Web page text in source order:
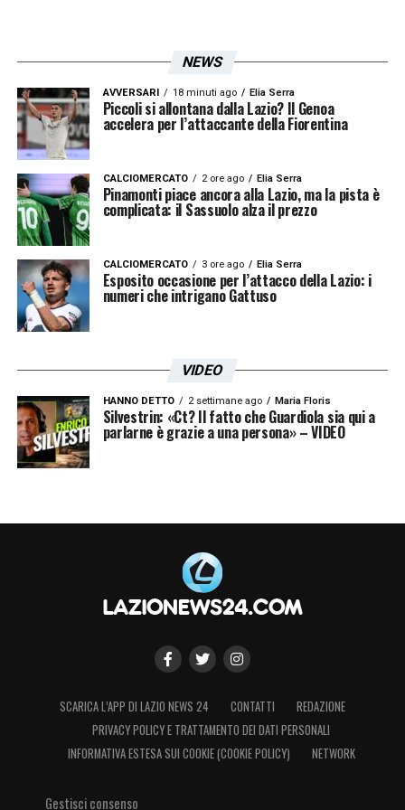
NEWS
AVVERSARI 18 minuti ago Elia Serra
Piccoli si allontana dalla Lazio? Il Genoa
accelera per l’attaccante della Fiorentina
CALCIOMERCATO 2 ore ago Elia Serra
Pinamonti piace ancora alla Lazio, ma la pista è
complicata: il Sassuolo alza il prezzo
CALCIOMERCATO 3 ore ago Elia Serra
Esposito occasione per l’attacco della Lazio: i
numeri che intrigano Gattuso
VIDEO
HANNO DETTO 2 settimane ago Maria Floris
Silvestrin: «Ct? Il fatto che Guardiola sia qui a
parlarne è grazie a una persona» – VIDEO
SCARICA L’APP DI LAZIO NEWS 24 CONTATTI
REDAZIONE
PRIVACY POLICY E TRATTAMENTO DEI DATI PERSONALI
INFORMATIVA ESTESA SUI COOKIE (COOKIE POLICY)
NETWORK
Gestisci consenso